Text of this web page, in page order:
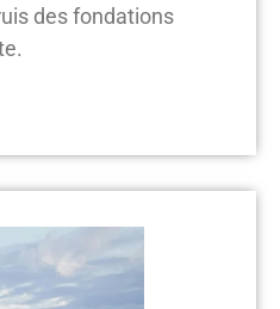
des fondations